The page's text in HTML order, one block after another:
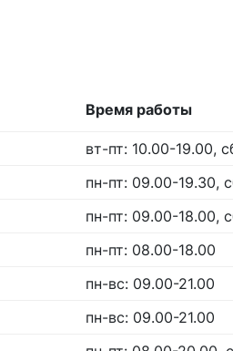
Время работы
вт-пт: 10.00-19.00,
пн-пт: 09.00-19.30,
пн-пт: 09.00-18.00,
пн-пт: 08.00-18.00
пн-вс: 09.00-21.00
пн-вс: 09.00-21.00